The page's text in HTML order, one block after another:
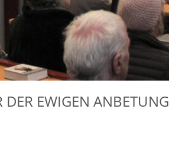
EWIGEN ANBETUNG